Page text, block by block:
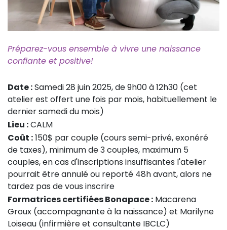
Préparez-vous ensemble à vivre une naissance
confiante et positive!
Date :Samedi 28 juin 2025, de 9h00 à 12h30 (cet
atelier est offert une fois par mois, habituellement le
dernier samedi du mois)
Lieu :CALM
Coût :150$ par couple (cours semi-privé, exonéré
de taxes), minimum de 3 couples, maximum 5
couples, en cas d'inscriptions insuffisantes l'atelier
pourrait être annulé ou reporté 48h avant, alors ne
tardez pas de vous inscrire
Formatrices certifiées Bonapace : Macarena
Groux (accompagnante à la naissance) et Marilyne
Loiseau (infirmière et consultante IBCLC)